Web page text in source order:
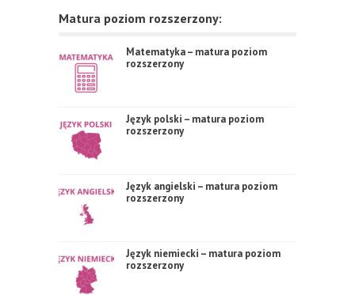
Matura poziom rozszerzony:
Matematyka – matura poziom
rozszerzony
Język polski – matura poziom
rozszerzony
Język angielski – matura poziom
rozszerzony
Język niemiecki – matura poziom
rozszerzony